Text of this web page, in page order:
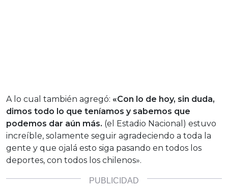
A lo cual también agregó: «Con lo de hoy, sin duda,
dimos todo lo que teníamos y sabemos que
podemos dar aún más. (el Estadio Nacional) estuvo
increíble, solamente seguir agradeciendo a toda la
gente y que ojalá esto siga pasando en todos los
deportes, con todos los chilenos».